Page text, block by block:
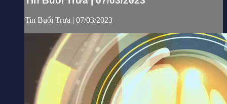
Tin Buổi Trưa | 07/03/2023